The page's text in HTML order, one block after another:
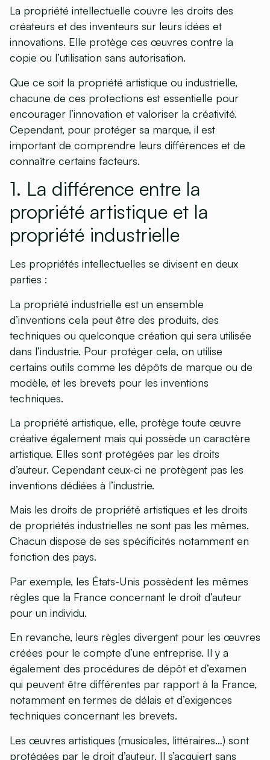
La propriété intellectuelle couvre les droits des
créateurs et des inventeurs sur leurs idées et
innovations. Elle protège ces œuvres contre la
copie ou l’utilisation sans autorisation.
Que ce soit la propriété artistique ou industrielle,
chacune de ces protections est essentielle pour
encourager l’innovation et valoriser la créativité.
Cependant, pour protéger sa marque, il est
important de comprendre leurs différences et de
connaître certains facteurs.
1. La différence entre la
propriété artistique et la
propriété industrielle
Les propriétés intellectuelles se divisent en deux
parties :
La propriété industrielle est un ensemble
d’inventions cela peut être des produits, des
techniques ou quelconque création qui sera utilisée
dans l’industrie. Pour protéger cela, on utilise
certains outils comme les dépôts de marque ou de
modèle, et les brevets pour les inventions
techniques.
La propriété artistique, elle, protège toute œuvre
créative également mais qui possède un caractère
artistique. Elles sont protégées par les droits
d’auteur. Cependant ceux-ci ne protègent pas les
inventions dédiées à l’industrie.
Mais les droits de propriété artistiques et les droits
de propriétés industrielles ne sont pas les mêmes.
Chacun dispose de ses spécificités notamment en
fonction des pays.
Par exemple, les États-Unis possèdent les mêmes
règles que la France concernant le droit d’auteur
pour un individu.
En revanche, leurs règles divergent pour les œuvres
créées pour le compte d’une entreprise. Il y a
également des procédures de dépôt et d’examen
qui peuvent être différentes par rapport à la France,
notamment en termes de délais et d’exigences
techniques concernant les brevets.
Les œuvres artistiques (musicales, littéraires…) sont
protégées par le droit d’auteur. Il s’acquiert sans